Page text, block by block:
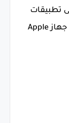
تطبيقات
إضافية، بشرط أن يكون التلفزيون أو جهاز Apple